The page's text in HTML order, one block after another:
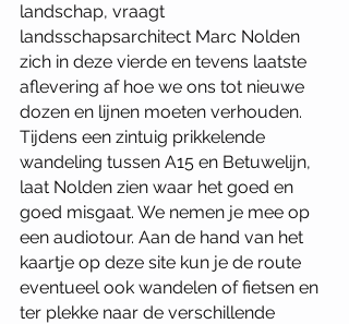
landschap, vraagt
landsschapsarchitect Marc Nolden
zich in deze vierde en tevens laatste
aflevering af hoe we ons tot nieuwe
dozen en lijnen moeten verhouden.
Tijdens een zintuig prikkelende
wandeling tussen A15 en Betuwelijn,
laat Nolden zien waar het goed en
goed misgaat. We nemen je mee op
een audiotour. Aan de hand van het
kaartje op deze site kun je de route
eventueel ook wandelen of fietsen en
ter plekke naar de verschillende